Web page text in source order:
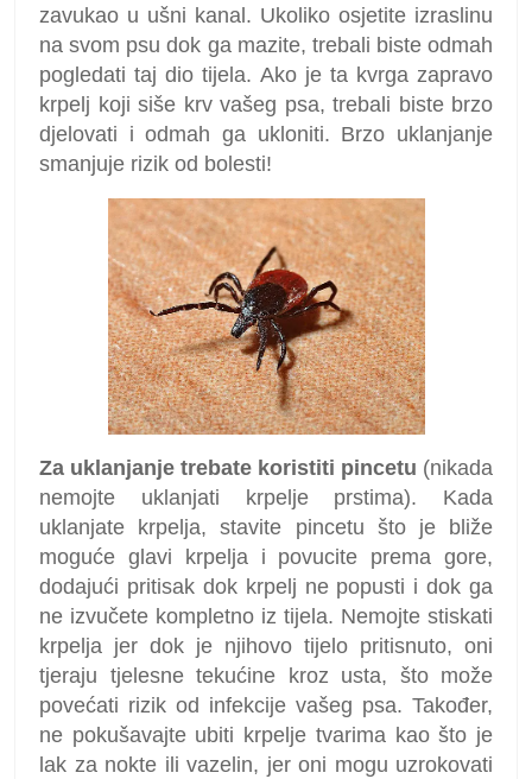
zavukao u ušni kanal. Ukoliko osjetite izraslinu
na svom psu dok ga mazite, trebali biste odmah
pogledati taj dio tijela. Ako je ta kvrga zapravo
krpelj koji siše krv vašeg psa, trebali biste brzo
djelovati i odmah ga ukloniti. Brzo uklanjanje
smanjuje rizik od bolesti!
Za uklanjanje trebate koristiti pincetu (nikada
nemojte uklanjati krpelje prstima). Kada
uklanjate krpelja, stavite pincetu što je bliže
moguće glavi krpelja i povucite prema gore,
dodajući pritisak dok krpelj ne popusti i dok ga
ne izvučete kompletno iz tijela. Nemojte stiskati
krpelja jer dok je njihovo tijelo pritisnuto, oni
tjeraju tjelesne tekućine kroz usta, što može
povećati rizik od infekcije vašeg psa. Također,
ne pokušavajte ubiti krpelje tvarima kao što je
lak za nokte ili vazelin, jer oni mogu uzrokovati